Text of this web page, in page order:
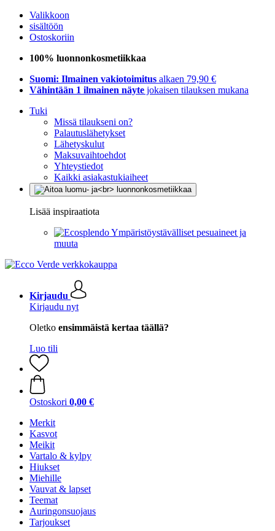
Valikkoon
sisältöön
Ostoskoriin
100% luonnonkosmetiikkaa
Suomi: Ilmainen vakiotoimitus alkaen 79,90 €
Vähintään 1 ilmainen näyte jokaisen tilauksen mukana
Tuki
Missä tilaukseni on?
Palautuslähetykset
Lähetyskulut
Maksuvaihtoehdot
Yhteystiedot
Kaikki asiakastukiaiheet
Lisää inspiraatiota
Ympäristöystävälliset pesuaineet ja
muuta
Kirjaudu
Kirjaudu nyt
Oletko ensimmäistä kertaa täällä?
Luo tili
Ostoskori 0,00 €
Merkit
Kasvot
Meikit
Vartalo & kylpy
Hiukset
Miehille
Vauvat & lapset
Teemat
Auringonsuojaus
Tarjoukset